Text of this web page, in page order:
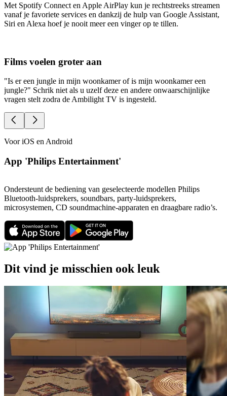
Met Spotify Connect en Apple AirPlay kun je rechtstreeks streamen
vanaf je favoriete services en dankzij de hulp van Google Assistant,
Siri en Alexa hoef je nooit meer een vinger op te tillen.
Films voelen groter aan
"Is er een jungle in mijn woonkamer of is mijn woonkamer een
jungle?" Schrik niet als u uzelf deze en andere onwaarschijnlijke
vragen stelt zodra de Ambilight TV is ingesteld.
Voor iOS en Android
App 'Philips Entertainment'
Ondersteunt de bediening van geselecteerde modellen Philips
Bluetooth-luidsprekers, soundbars, party-luidsprekers,
microsystemen, CD soundmachine-apparaten en draagbare radio’s.
Dit vind je misschien ook leuk